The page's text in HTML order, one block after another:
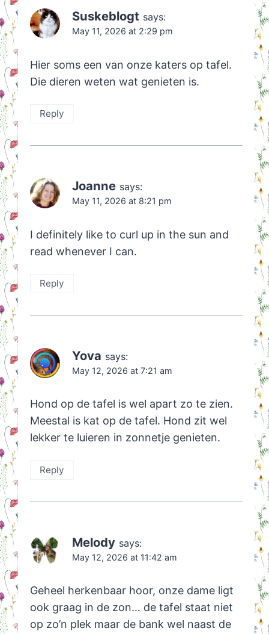
Suskeblogt says:
May 11, 2026 at 2:29 pm
Hier soms een van onze katers op tafel.
Die dieren weten wat genieten is.
Reply
Joanne says:
May 11, 2026 at 8:21 pm
I definitely like to curl up in the sun and
read whenever I can.
Reply
Yova says:
May 12, 2026 at 7:21 am
Hond op de tafel is wel apart zo te zien.
Meestal is kat op de tafel. Hond zit wel
lekker te luieren in zonnetje genieten.
Reply
Melody says:
May 12, 2026 at 11:42 am
Geheel herkenbaar hoor, onze dame ligt
ook graag in de zon… de tafel staat niet
op zo’n plek maar de bank wel naast de